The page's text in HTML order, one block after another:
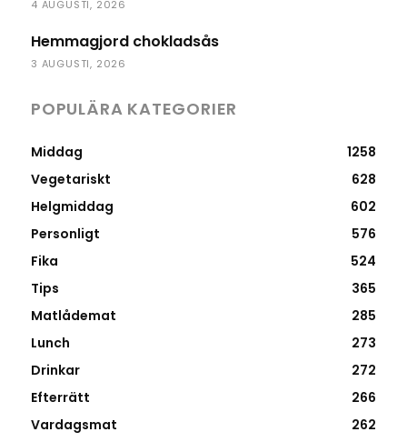
4 AUGUSTI, 2026
Hemmagjord chokladsås
3 AUGUSTI, 2026
POPULÄRA KATEGORIER
Middag
1258
Vegetariskt
628
Helgmiddag
602
Personligt
576
Fika
524
Tips
365
Matlådemat
285
Lunch
273
Drinkar
272
Efterrätt
266
Vardagsmat
262